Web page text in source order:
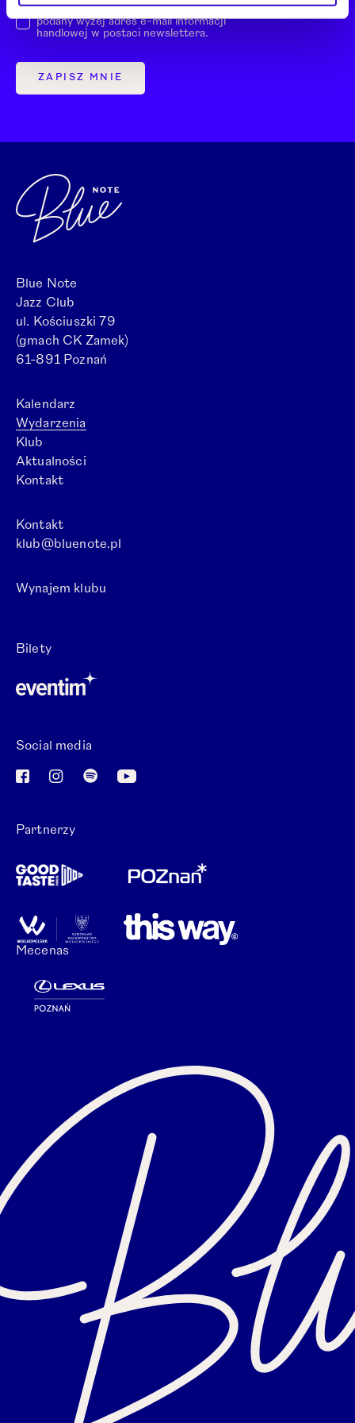
Wyrażam zgodę na przesyłanie na
podany wyżej adres e-mail informacji
handlowej w postaci newslettera.
ZAPISZ MNIE
Blue Note
Jazz Club
ul. Kościuszki 79
(gmach CK Zamek)
61-891 Poznań
Kalendarz
Wydarzenia
Klub
Aktualności
Kontakt
Kontakt
klub@bluenote.pl
Wynajem klubu
BiletyOtwórz link w nowej karcie.
Social media
Partnerzy
Mecenas